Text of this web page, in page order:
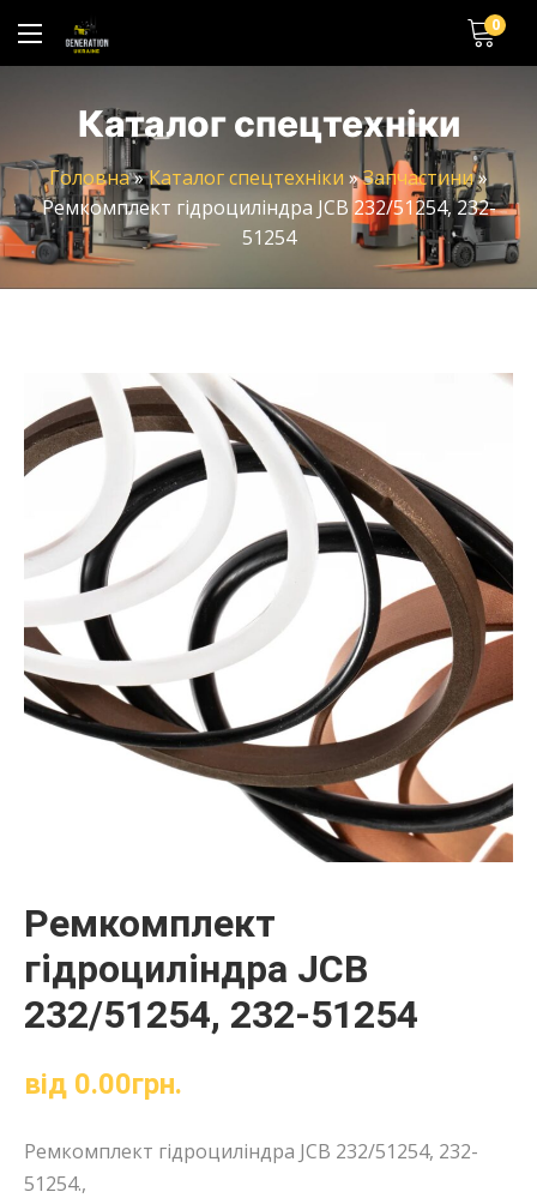
0
Каталог спецтехніки
Головна»Каталог спецтехніки »Запчастини»
Ремкомплект гідроциліндра JCB 232/51254, 232-
51254
Ремкомплект
гідроциліндра JCB
232/51254, 232-51254
від 0.00грн.
Ремкомплект гідроциліндра JCB 232/51254, 232-
51254.,